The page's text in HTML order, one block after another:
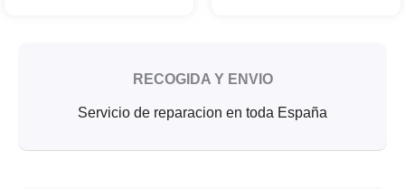
RECOGIDA Y ENVIO
Servicio de reparacion en toda España